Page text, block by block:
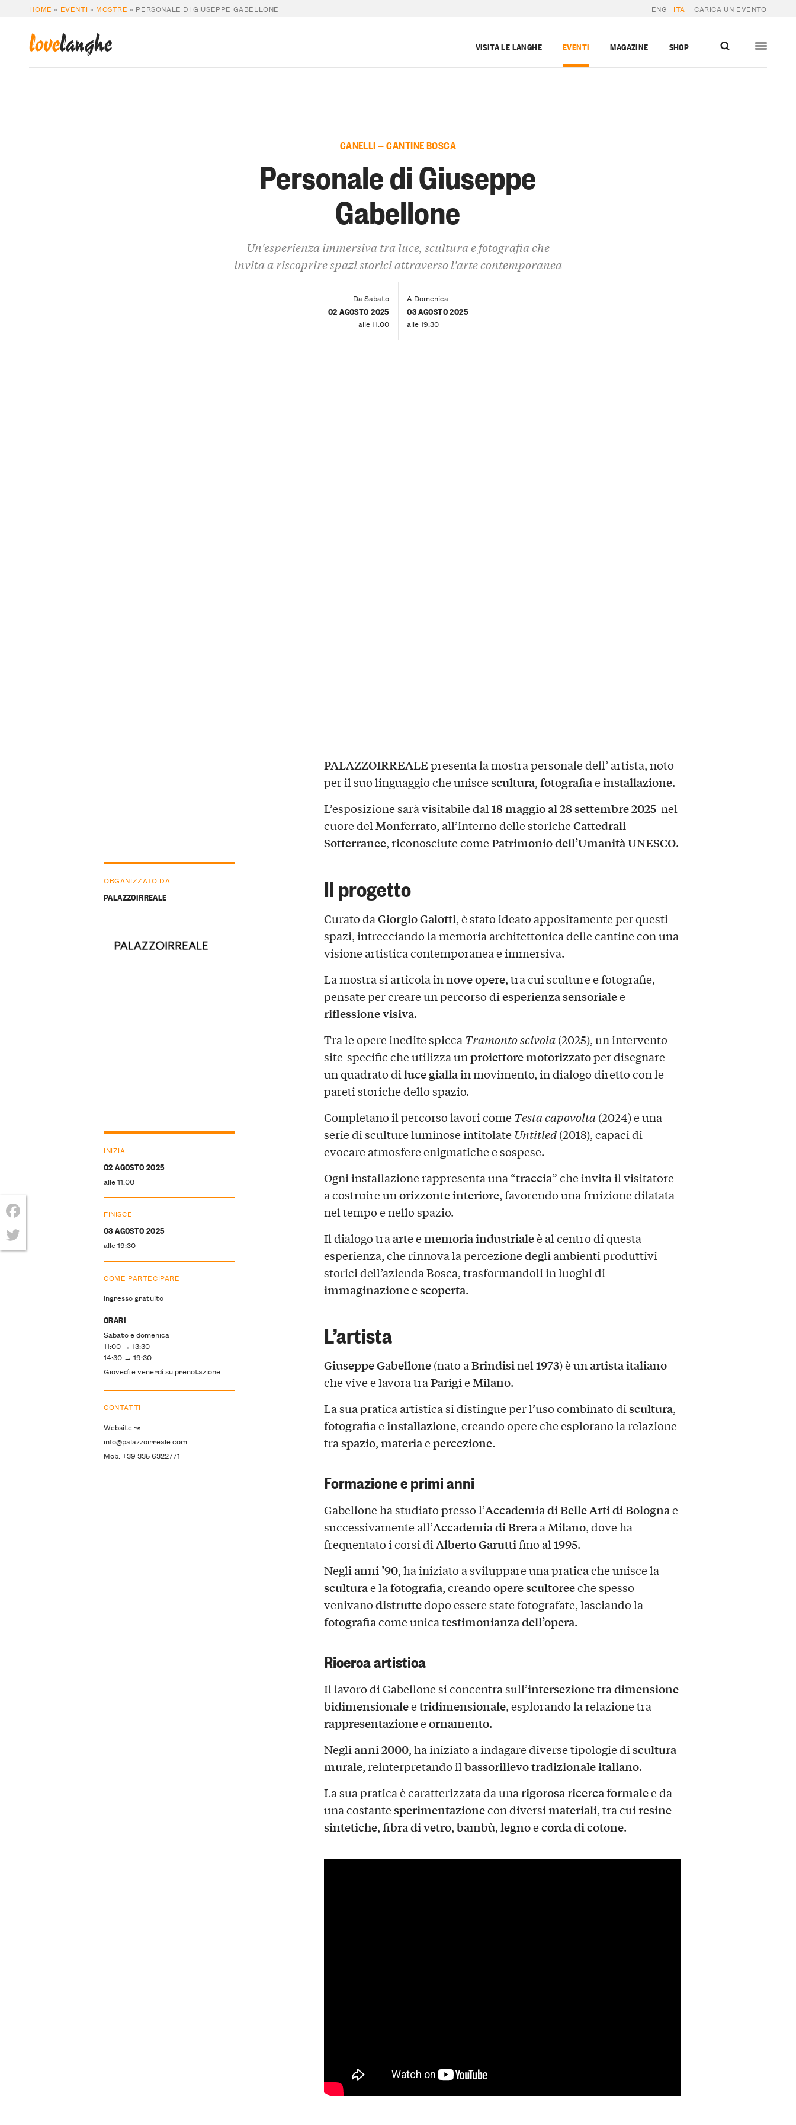
HOME » EVENTI » MOSTRE » PERSONALE DI GIUSEPPE GABELLONE ENG ITA CARICA UN EVENTO
lovelanghe VISITA LE LANGHE EVENTI MAGAZINE SHOP
CANELLI — CANTINE BOSCA
Personale di Giuseppe
Gabellone
Un'esperienza immersiva tra luce, scultura e fotografia che
invita a riscoprire spazi storici attraverso l'arte contemporanea
Da Sabato
02 AGOSTO 2025
alle 11:00
A Domenica
03 AGOSTO 2025
alle 19:30
PALAZZOIRREALEpresenta la mostra personale dell’ artista, noto
per il suo linguaggio che uniscescultura,fotografiaeinstallazione.
L’esposizione sarà visitabile dal18 maggio al 28 settembre 2025nel
cuore delMonferrato, all’interno delle storicheCattedrali
Sotterranee, riconosciute comePatrimonio dell’Umanità UNESCO.
Il progetto
Curato daGiorgio Galotti, è stato ideato appositamente per questi
spazi, intrecciando la memoria architettonica delle cantine con una
visione artistica contemporanea e immersiva.
La mostra si articola innove opere, tra cui sculture e fotografie,
pensate per creare un percorso diesperienza sensorialee
riflessione visiva.
Tra le opere inedite spicca Tramonto scivola(2025), un intervento
site-specific che utilizza unproiettore motorizzatoper disegnare
un quadrato diluce giallain movimento, in dialogo diretto con le
pareti storiche dello spazio.
Completano il percorso lavori comeTesta capovolta(2024) e una
serie di sculture luminose intitolate Untitled(2018), capaci di
evocare atmosfere enigmatiche e sospese.
Ogni installazione rappresenta una “traccia” che invita il visitatore
a costruire unorizzonte interiore, favorendo una fruizione dilatata
nel tempo e nello spazio.
Il dialogo traarteememoria industrialeè al centro di questa
esperienza, che rinnova la percezione degli ambienti produttivi
storici dell’azienda Bosca, trasformandoli in luoghi di
immaginazione e scoperta.
L’artista
Giuseppe Gabellone(nato aBrindisinel1973) è unartista italiano
che vive e lavora traParigieMilano.
La sua pratica artistica si distingue per l’uso combinato discultura,
fotografiaeinstallazione, creando opere che esplorano la relazione
traspazio,materiaepercezione.
Formazione e primi anni
Gabellone ha studiato presso l’Accademia di Belle Arti di Bolognae
successivamente all’Accademia di BreraaMilano, dove ha
frequentato i corsi diAlberto Garuttifino al1995.
Neglianni ’90, ha iniziato a sviluppare una pratica che unisce la
sculturae lafotografia, creandoopere scultoreeche spesso
venivanodistruttedopo essere state fotografate, lasciando la
fotografiacome unicatestimonianza dell’opera.
Ricerca artistica
Il lavoro di Gabellone si concentra sull’intersezionetradimensione
bidimensionaleetridimensionale, esplorando la relazione tra
rappresentazioneeornamento.
Neglianni 2000, ha iniziato a indagare diverse tipologie discultura
murale, reinterpretando ilbassorilievo tradizionale italiano.
La sua pratica è caratterizzata da unarigorosa ricerca formalee da
una costantesperimentazionecon diversimateriali, tra cuiresine
sintetiche,fibra di vetro,bambù,legnoecorda di cotone.
ORGANIZZATO DA
PALAZZOIRREALE
INIZIA
02 AGOSTO 2025
alle 11:00
FINISCE
03 AGOSTO 2025
alle 19:30
COME PARTECIPARE
Ingresso gratuito
ORARI
Sabato e domenica
11:00 → 13:30
14:30 → 19:30
Giovedì e venerdì su prenotazione.
CONTATTI
Website ↝
info@palazzoirreale.com
Mob: +39 335 6322771
Facebook
Twitter